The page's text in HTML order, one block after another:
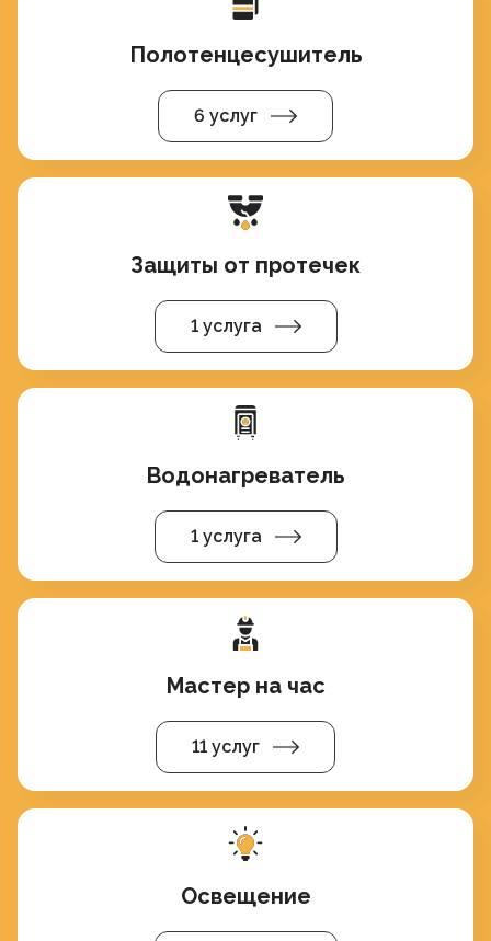
Полотенцесушитель
6 услуг
Защиты от протечек
1 услуга
Водонагреватель
1 услуга
Мастер на час
11 услуг
Освещение